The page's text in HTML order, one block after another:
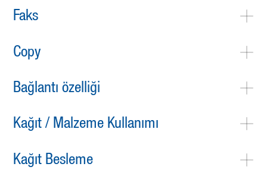
Faks
Copy
Bağlantı özelliği
Kağıt / Malzeme Kullanımı
Kağıt Besleme